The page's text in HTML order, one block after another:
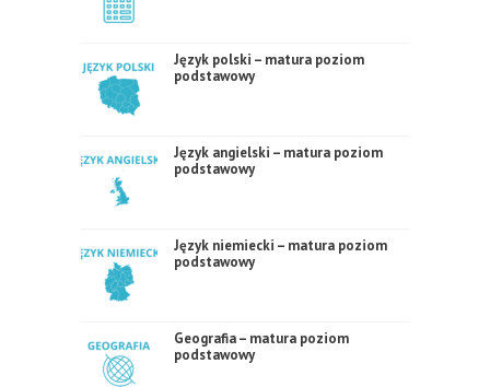
Język polski – matura poziom
podstawowy
Język angielski – matura poziom
podstawowy
Język niemiecki – matura poziom
podstawowy
Geografia – matura poziom
podstawowy